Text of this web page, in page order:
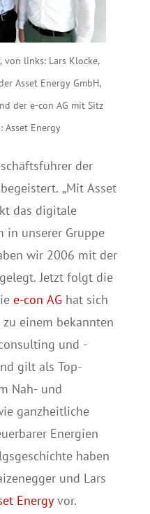
von links: Lars Klocke,
Asset Energy GmbH,
der e-con AG mit Sitz
Asset Energy
der
„Mit Asset
das digitale
in unserer Gruppe
wir 2006 mit der
Jetzt folgt die
e-con AG hat sich
einem bekannten
und -
gilt als Top-
Nah- und
ganzheitliche
Energien
haben
und Lars
Energyvor.